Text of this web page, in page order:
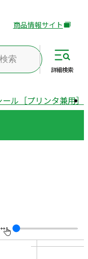
外
サ
別
ン
す
商品情報サイト
ル［プリンタ兼用］
詳細検索